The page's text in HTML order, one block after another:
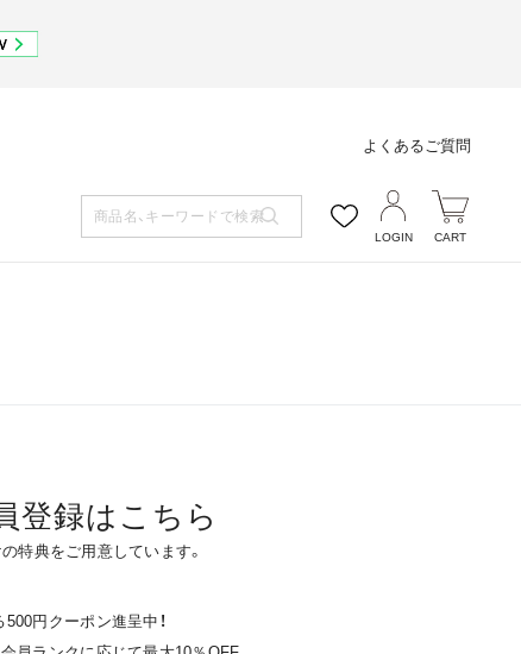
よくあるご質問
LOGIN CART
登録はこちら
特典をご用意しています。
500円クーポン進呈中！